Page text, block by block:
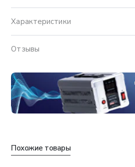
Характеристики
Отзывы
Похожие товары